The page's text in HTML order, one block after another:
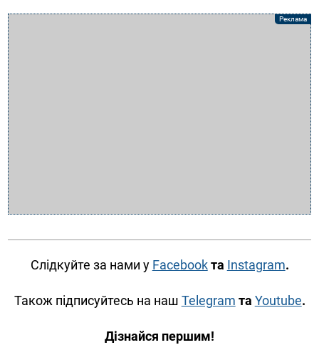
Слідкуйте за нами у Facebookта Instagram.
Також підписуйтесь на наш Telegram та Youtube.
Дізнайся першим!